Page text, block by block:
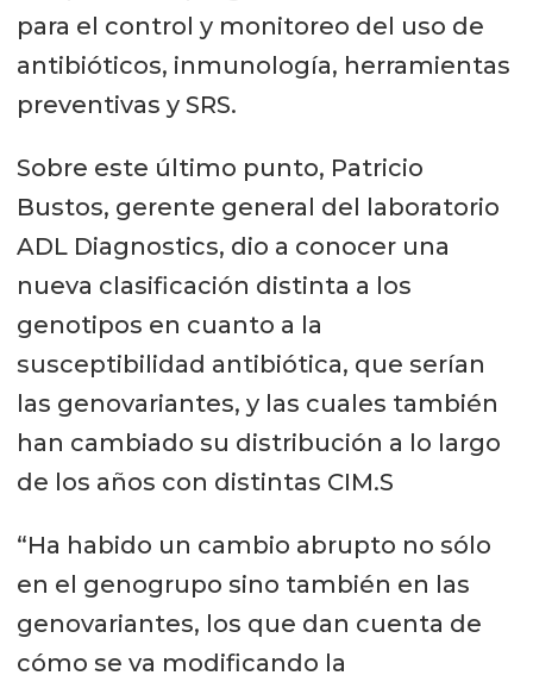
para el control y monitoreo del uso de
antibióticos, inmunología, herramientas
preventivas y SRS.
Sobre este último punto, Patricio
Bustos, gerente general del laboratorio
ADL Diagnostics, dio a conocer una
nueva clasificación distinta a los
genotipos en cuanto a la
susceptibilidad antibiótica, que serían
las genovariantes, y las cuales también
han cambiado su distribución a lo largo
de los años con distintas CIM.S
“Ha habido un cambio abrupto no sólo
en el genogrupo sino también en las
genovariantes, los que dan cuenta de
cómo se va modificando la